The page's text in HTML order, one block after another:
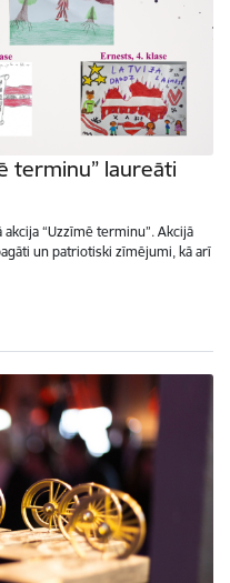
terminu” laureāti
“Uzzīmē terminu”. Akcijā
un patriotiski zīmējumi, kā arī